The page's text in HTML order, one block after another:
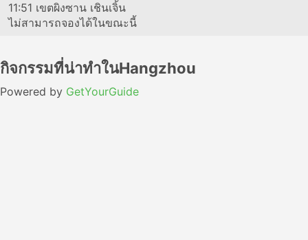
11:51 เขตผิงซาน เชินเจิ้น
ไม่สามารถจองได้ในขณะนี้
กิจกรรมที่น่าทำในHangzhou
Powered by GetYourGuide